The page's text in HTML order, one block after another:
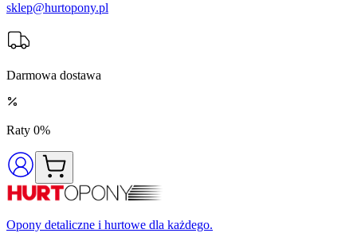
sklep@hurtopony.pl
Darmowa dostawa
Raty 0%
Opony detaliczne i hurtowe dla każdego.